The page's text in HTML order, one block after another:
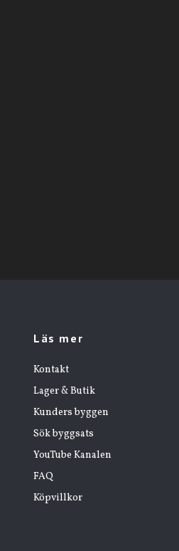
Läs mer
Kontakt
Lager & Butik
Kunders byggen
Sök byggsats
YouTube Kanalen
FAQ
Köpvillkor